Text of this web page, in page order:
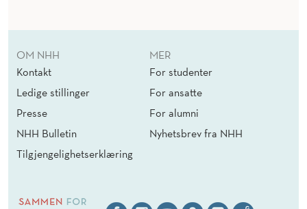
OM NHH
Kontakt
Ledige stillinger
Presse
NHH Bulletin
Tilgjengelighetserklæring
MER
For studenter
For ansatte
For alumni
Nyhetsbrev fra NHH